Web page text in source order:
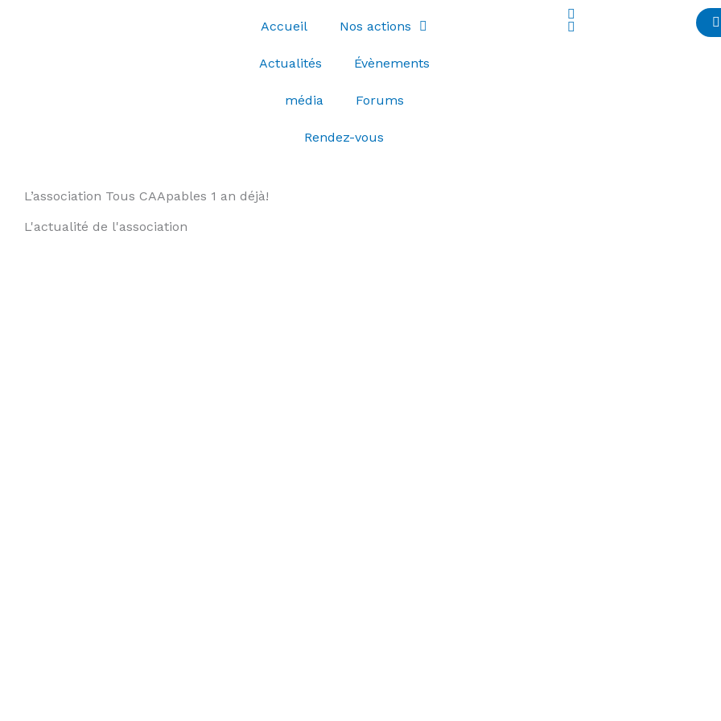
Accueil Nos actions
Actualités Évènements
média Forums
Rendez-vous
L’association Tous CAApables 1 an déjà!
L'actualité de l'association